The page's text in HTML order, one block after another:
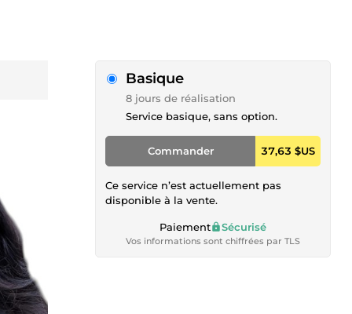
Basique
8 jours de réalisation
Service basique, sans option.
Commander 37,63 $US
Ce service n’est actuellement pas
disponible à la vente.
Paiement Sécurisé
Vos informations sont chiffrées par TLS